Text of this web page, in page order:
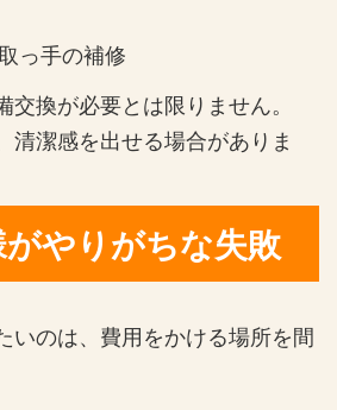
っ手の補修
換が必要とは限りません。
清潔感を出せる場合がありま
やりがちな失敗
いのは、費用をかける場所を間